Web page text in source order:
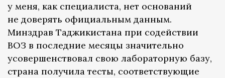
у меня, как специалиста, нет оснований
не доверять официальным данным.
Минздрав Таджикистана при содействии
ВОЗ в последние месяцы значительно
усовершенствовал свою лабораторную базу,
страна получила тесты, соответствующие